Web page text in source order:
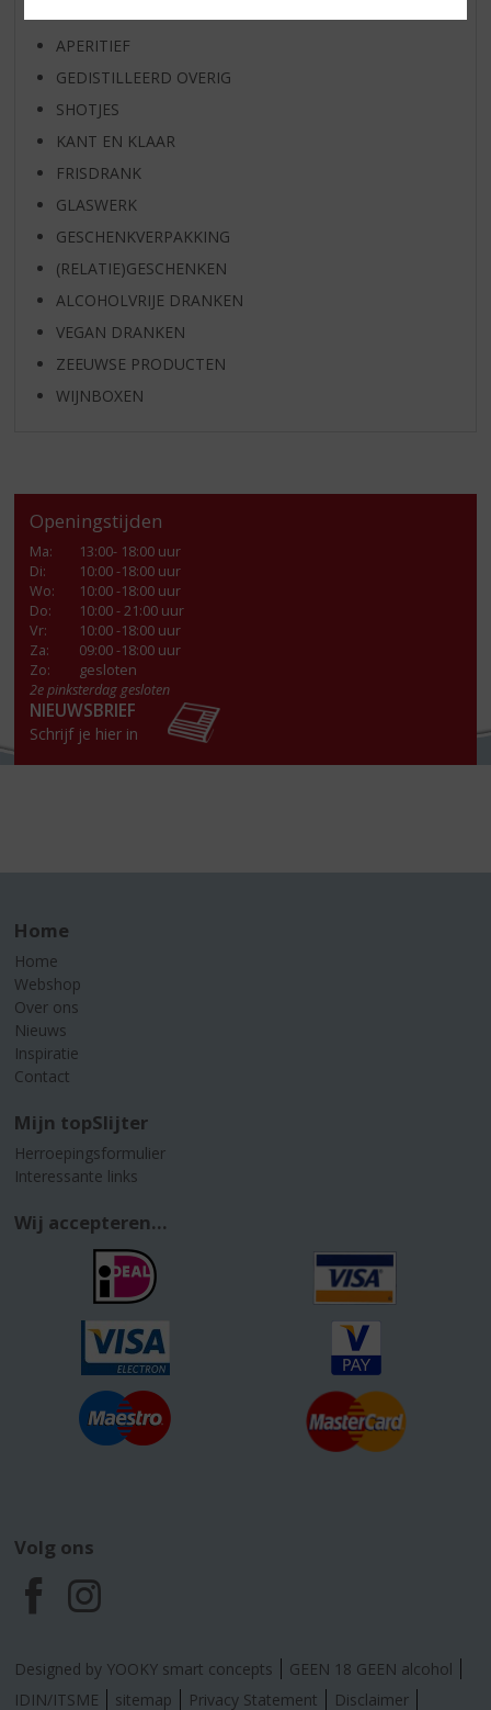
APERITIEF
GEDISTILLEERD OVERIG
SHOTJES
KANT EN KLAAR
FRISDRANK
GLASWERK
GESCHENKVERPAKKING
(RELATIE)GESCHENKEN
ALCOHOLVRIJE DRANKEN
VEGAN DRANKEN
ZEEUWSE PRODUCTEN
WIJNBOXEN
Openingstijden
Ma:
13:00- 18:00 uur
Di:
10:00 -18:00 uur
Wo:
10:00 -18:00 uur
Do:
10:00 - 21:00 uur
Vr:
10:00 -18:00 uur
Za:
09:00 -18:00 uur
Zo:
gesloten
2e pinksterdag gesloten
NIEUWSBRIEF
Schrijf je hier in
Home
Home
Webshop
Over ons
Nieuws
Inspiratie
Contact
Mijn topSlijter
Herroepingsformulier
Interessante links
Wij accepteren...
Volg ons
F
a
I
n
Designed by YOOKY smart concepts
GEEN 18 GEEN alcohol
IDIN/ITSME
sitemap Privacy Statement Disclaimer